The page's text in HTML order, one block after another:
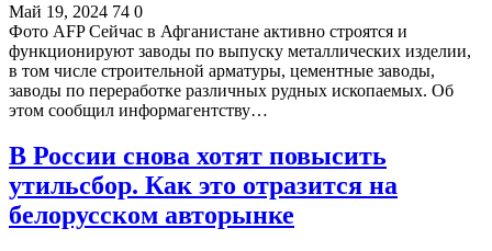
Май 19, 2024 74 0
Фото AFP Сейчас в Афганистане активно строятся и
функционируют заводы по выпуску металлических изделии,
в том числе строительной арматуры, цементные заводы,
заводы по переработке различных рудных ископаемых. Об
этом сообщил информагентству…
В России снова хотят повысить
утильсбор. Как это отразится на
белорусском авторынке